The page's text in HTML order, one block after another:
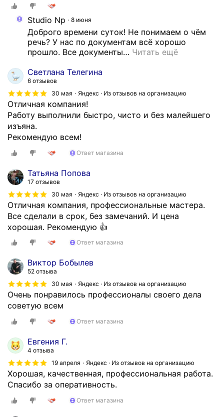
Studio Np 8 июня
Доброго времени суток! Не понимаем о чём
речь? У нас по документам всё хорошо
прошло. Все документы… Читать ещё
Светлана Телегина
6 отзывов
30 мая
Яндекс · Из отзывов на организацию
Отличная компания!
Работу выполнили быстро, чисто и без малейшего
изъяна.
Рекомендую всем!
Ответ магазина
Татьяна Попова
17 отзывов
30 мая
Яндекс · Из отзывов на организацию
Отличная компания, профессиональные мастера.
Все сделали в срок, без замечаний. И цена
хорошая. Рекомендую 👍
Ответ магазина
Виктор Бобылев
52 отзыва
30 мая
Яндекс · Из отзывов на организацию
Очень понравилось профессионалы своего дела
советую всем
Ответ магазина
Евгения Г.
4 отзыва
19 апреля
Яндекс · Из отзывов на организацию
Хорошая, качественная, профессиональная работа.
Спасибо за оперативность.
Ответ магазина